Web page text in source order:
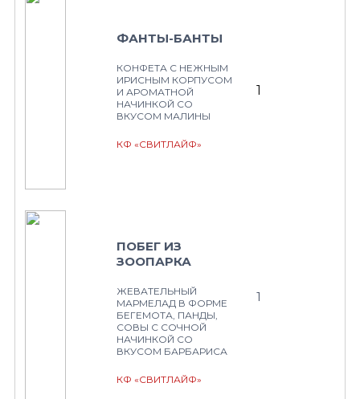
ФАНТЫ-БАНТЫ
КОНФЕТА С НЕЖНЫМ
ИРИСНЫМ КОРПУСОМ
И АРОМАТНОЙ
НАЧИНКОЙ СО
ВКУСОМ МАЛИНЫ
КФ «СВИТЛАЙФ»
1
ПОБЕГ ИЗ
ЗООПАРКА
ЖЕВАТЕЛЬНЫЙ
МАРМЕЛАД В ФОРМЕ
БЕГЕМОТА, ПАНДЫ,
СОВЫ С СОЧНОЙ
НАЧИНКОЙ СО
ВКУСОМ БАРБАРИСА
КФ «СВИТЛАЙФ»
1